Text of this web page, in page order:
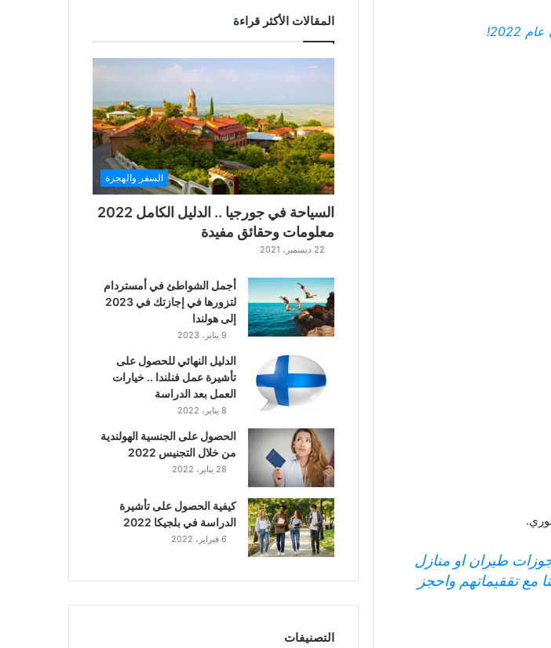
طيران او منازل
مع تققيماتهم واحجز
المقالات الأكثر قراءة
السفر والهجرة
السياحة في جورجيا .. الدليل الكامل 2022
معلومات وحقائق مفيدة
22 ديسمبر، 2021
أجمل الشواطئ في أمستردام
لتزورها في إجازتك في 2023
إلى هولندا
9 يناير، 2023
الدليل النهائي للحصول على
تأشيرة عمل فنلندا .. خيارات
العمل بعد الدراسة
8 يناير، 2022
الحصول على الجنسية الهولندية
من خلال التجنيس 2022
28 يناير، 2022
كيفية الحصول على تأشيرة
الدراسة في بلجيكا 2022
6 فبراير، 2022
التصنيفات